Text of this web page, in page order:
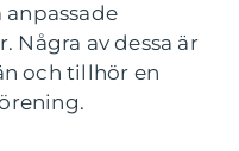
anpassade
Några av dessa är
och tillhör en